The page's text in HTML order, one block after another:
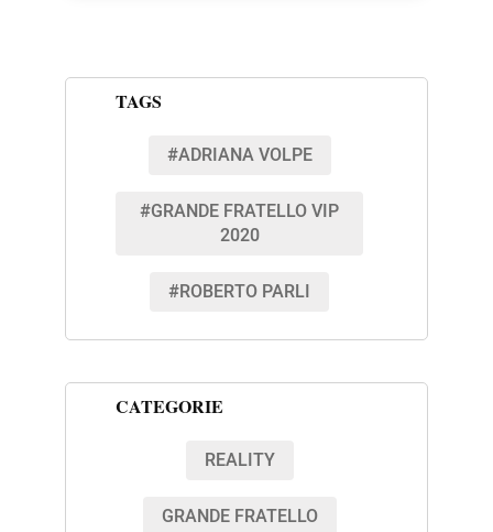
TAGS
#ADRIANA VOLPE
#GRANDE FRATELLO VIP
2020
#ROBERTO PARLI
CATEGORIE
REALITY
GRANDE FRATELLO